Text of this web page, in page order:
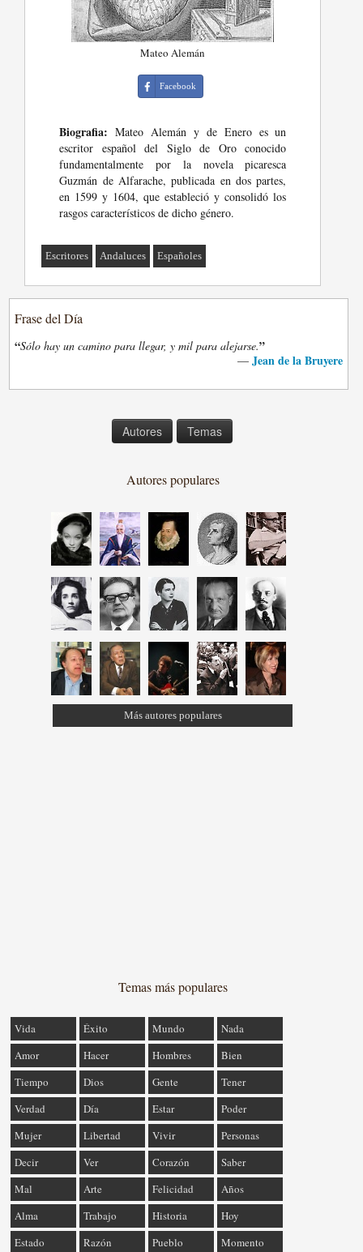
Mateo Alemán
Facebook
Biografia: Mateo Alemán y de Enero es un
escritor español del Siglo de Oro conocido
fundamentalmente por la novela picaresca
Guzmán de Alfarache, publicada en dos partes,
en 1599 y 1604, que estableció y consolidó los
rasgos característicos de dicho género.
Escritores Andaluces Españoles
Frase del Día
“Sólo hay un camino para llegar, y mil para alejarse.”
— Jean de la Bruyere
Autores Temas
Autores populares
Más autores populares
Temas más populares
Vida Éxito Mundo
Nada
Amor
Hacer Hombres
Bien
Tiempo
Dios Gente
Tener
Verdad
Día Estar
Poder
Mujer
Libertad Vivir
Personas
Decir
Ver Corazón
Saber
Mal
Arte Felicidad
Años
Alma
Trabajo Historia
Hoy
Estado
Razón Pueblo Momento